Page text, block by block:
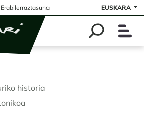
Erabilerraztasuna EUSKARA
historia